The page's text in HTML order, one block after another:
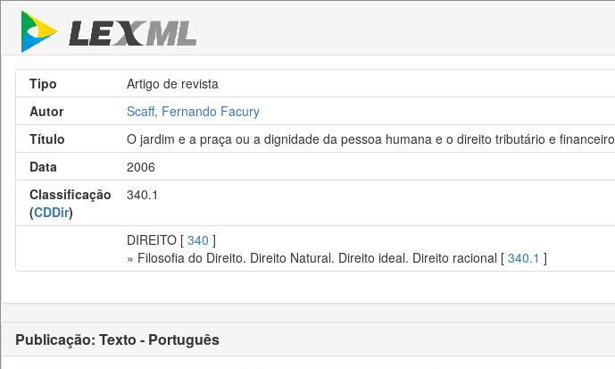
Tipo
Artigo de revista
Autor
Scaff, Fernando Facury
Título
O jardim e a praça ou a dignidade da pessoa humana e o direito tributário e financeiro
Data
2006
Classificação
(CDDir)
340.1
DIREITO [ 340 ]
» Filosofia do Direito. Direito Natural. Direito ideal. Direito racional [ 340.1 ]
Publicação: Texto - Português